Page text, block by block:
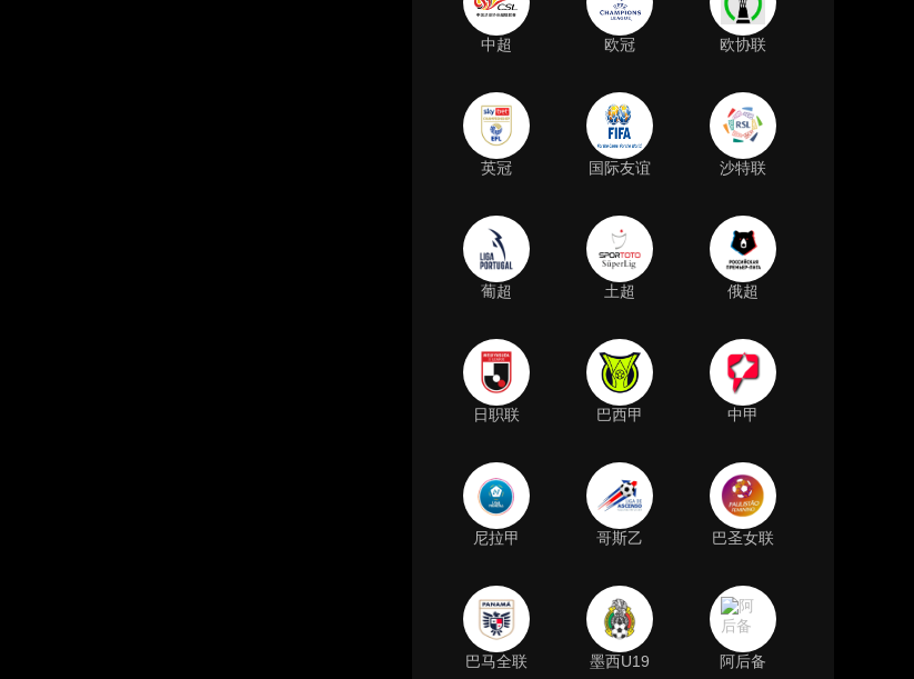
中超 欧冠 欧协联
英冠 国际友谊 沙特联
葡超 土超 俄超
日职联 巴西甲 中甲
尼拉甲 哥斯乙 巴圣女联
巴马全联 墨西U19 阿后备